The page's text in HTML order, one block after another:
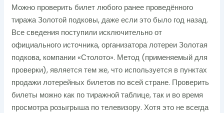
Можно проверить билет любого ранее проведённого
тиража Золотой подковы, даже если это было год назад.
Все сведения поступили исключительно от
официального источника, организатора лотереи Золотая
подкова, компании «Столото». Метод (применяемый для
проверки), является тем же, что используется в пунктах
продажи лотерейных билетов по всей стране. Проверить
билеты можно как по тиражной таблице, так и во время
просмотра розыгрыша по телевизору. Хотя это не всегда